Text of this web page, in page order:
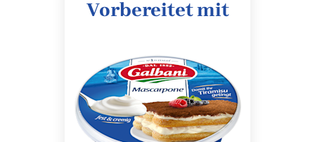
Vorbereitet mit